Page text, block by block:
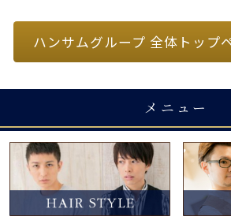
ハンサムグループ 全体トップ
メニュー